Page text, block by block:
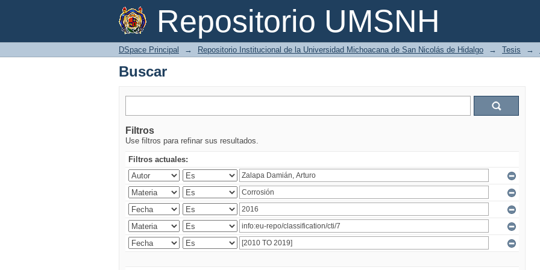
Repositorio UMSNH
Buscar
DSpace Principal → Repositorio Institucional de la Universidad Michoacana de San Nicolás de Hidalgo → Tesis →
Buscar
Filtros
Use filtros para refinar sus resultados.
Filtros actuales: